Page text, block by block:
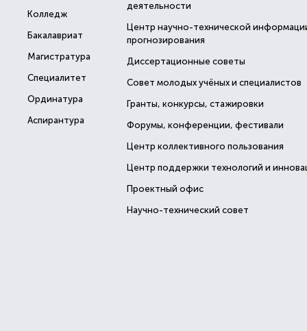
Колледж
Бакалавриат
Магистратура
Специалитет
Ординатура
Аспирантура
деятельности
Центр научно-технической
прогнозирования
Диссертационные советы
Совет молодых учёных и специалистов
Гранты, конкурсы, стажировки
Форумы, конференции, фестивали
Центр коллективного пользования
Центр поддержки технологий и
Проектный офис
Научно-технический совет